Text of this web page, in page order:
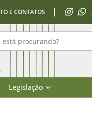
E CONTATOS
no portal
Legislação